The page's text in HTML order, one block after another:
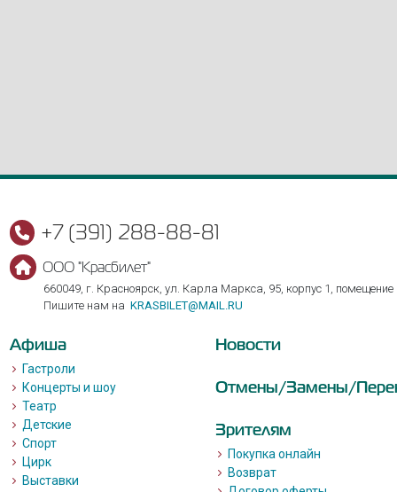
+7 (391) 288-88-81
ООО "Красбилет"
660049, г. Красноярск, ул. Карла Маркса, 95, корпус 1, помещение
Пишите нам на KRASBILET@MAIL.RU
Афиша
Гастроли
Концерты и шоу
Театр
Детские
Спорт
Цирк
Выставки
Новости
Отмены/Замены/
Зрителям
Покупка онлайн
Возврат